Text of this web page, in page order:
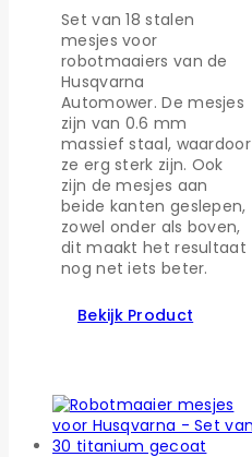
Set van 18 stalen
mesjes voor
robotmaaiers van de
Husqvarna
Automower. De mesjes
zijn van 0.6 mm
massief staal, waardoor
ze erg sterk zijn. Ook
zijn de mesjes aan
beide kanten geslepen,
zowel onder als boven,
dit maakt het resultaat
nog net iets beter.
Bekijk Product